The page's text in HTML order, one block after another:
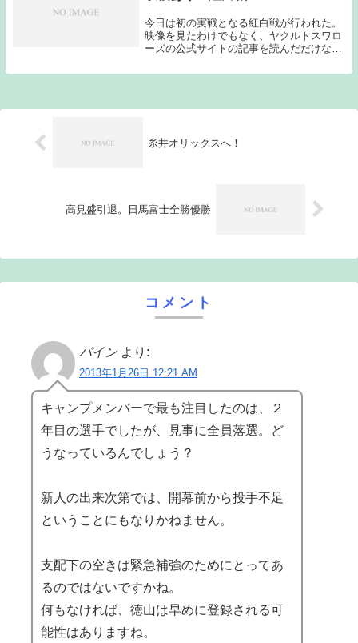
今日は初の実戦となる紅白戦が行われた。
映像を見たわけでもなく、ヤクルトスワロ
ーズの公式サイトの記事を読んだだけなの
い選手たちがしっかり結果を残してくれた
糸井オリックスへ！
高見盛引退。日馬富士全勝優勝
コメント
パイン より:
2013年1月26日 12:21 AM
キャンプメンバーで最も注目したのは、２
年目の選手でしたが、見事に全員落選。ど
うなっているんでしょう？
新人の出来次第では、開幕前から投手不足
ということにもなりかねません。
支配下の空きは緊急補強のためにとってあ
るのではないですかね。
何もなければ、徳山は早めに登録される可
能性はありますね。